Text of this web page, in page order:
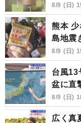
8/9 (日)
熊本
島地震
8/9 (日)
台風
盆に直
8/9 (日)
広く真